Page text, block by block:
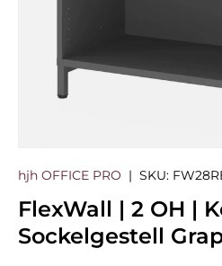
hjh OFFICE PRO | SKU:
FlexWall | 2 OH |
Sockelgestell